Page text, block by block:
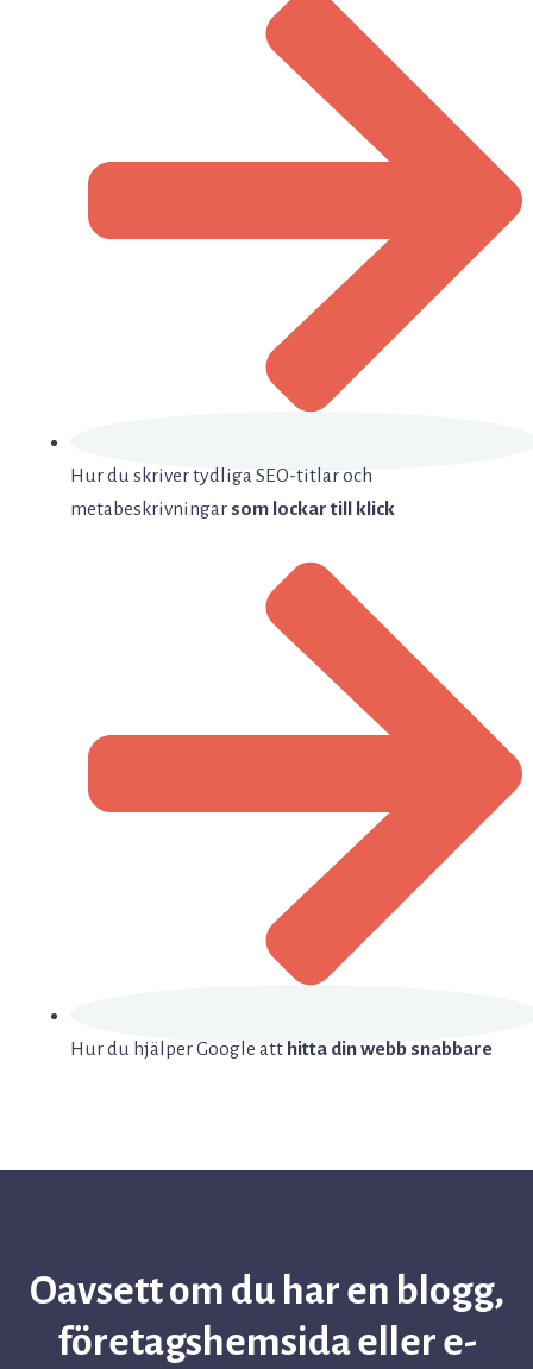
Hur du skriver tydliga SEO-titlar och
metabeskrivningar som lockar till klick
Hur du hjälper Google att hitta din webb snabbare
Oavsett om du har en blogg,
företagshemsida eller e-